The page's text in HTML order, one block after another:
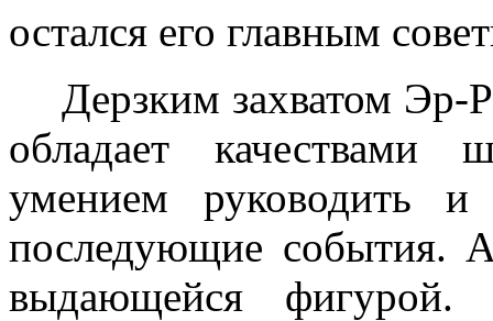
остался его главным
Дерзким захватом Эр-
обладает
умением руководить и
последующие события.
выдаю­щейся